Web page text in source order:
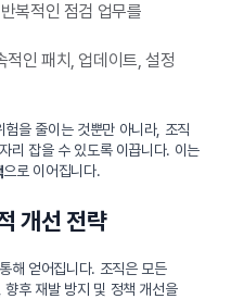
복적인 점검 업무를
적인 패치, 업데이트, 설정
을 줄이는 것뿐만 아니라, 조직
리 잡을 수 있도록 이끕니다. 이는
으로 이어집니다.
개선 전략
해 얻어집니다. 조직은 모든
후 재발 방지 및 정책 개선을